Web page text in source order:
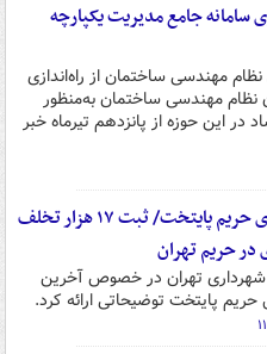
سامانه جامع مدیریت یکپارچه
مهندسی ساختمان از راه‌اندازی
نظام مهندسی ساختمان به‌منظور
این حوزه از پانزدهم تیرماه خبر
پایش ماهواره‌ای حریم پایتخت/ ثبت ۱۷ هزار تخلف
حریم تهران
تهران در خصوص آخرین
پایتخت توضیحاتی ارائه کرد.